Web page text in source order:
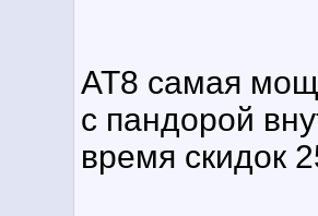
АТ8 самая
с пандорой
время скидок